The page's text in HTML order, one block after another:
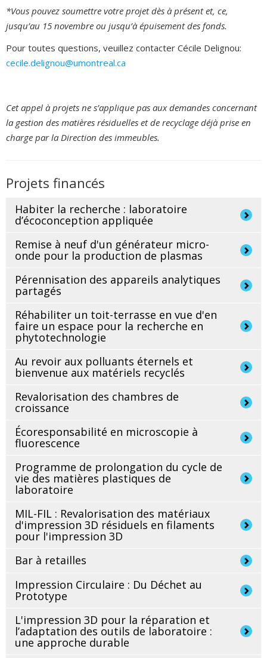
*Vous pouvez soumettre votre projet dès à présent et, ce,
jusqu’au 15 novembre ou jusqu’à épuisement des fonds.
Pour toutes questions, veuillez contacter Cécile Delignou:
cecile.delignou@umontreal.ca
Cet appel à projets ne s’applique pas aux demandes concernant
la gestion des matières résiduelles et de recyclage déjà prise en
charge par la Direction des immeubles.
Projets financés
Habiter la recherche : laboratoire
d’écoconception appliquée
Remise à neuf d'un générateur micro-
onde pour la production de plasmas
Pérennisation des appareils analytiques
partagés
Réhabiliter un toit-terrasse en vue d'en
faire un espace pour la recherche en
phytotechnologie
Au revoir aux polluants éternels et
bienvenue aux matériels recyclés
Revalorisation des chambres de
croissance
Écoresponsabilité en microscopie à
fluorescence
Programme de prolongation du cycle de
vie des matières plastiques de
laboratoire
MIL-FIL : Revalorisation des matériaux
d'impression 3D résiduels en filaments
pour l'impression 3D
Bar à retailles
Impression Circulaire : Du Déchet au
Prototype
L'impression 3D pour la réparation et
l’adaptation des outils de laboratoire :
une approche durable